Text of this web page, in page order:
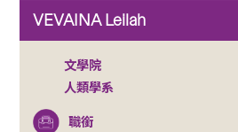
VEVAINA Leilah
文學院
人類學系
職銜